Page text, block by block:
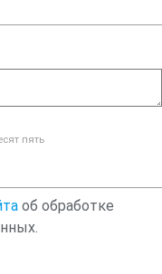
пять
об обработке